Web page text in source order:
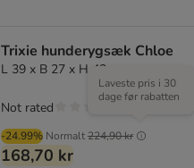
Trixie hunderygsæk Chloe
L 39 x B 27 x H 43 cm
-24.99% Normalt224,90 kr
Laveste pris i 30
dage før rabatten
168,70 kr
Not rated